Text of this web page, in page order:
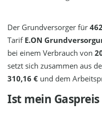
Der Grundversorger für
Tarif E.ON
bei einem Verbrauch von
setzt sich zusammen aus
310,16 € und dem
Ist mein Gaspreis